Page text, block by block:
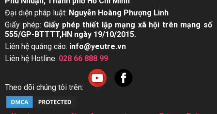
Đại diện pháp luật: Nguyễn Hoàng Phượng Linh
Giấy phép: Giấy phép thiết lập mạng xã hội trên mạng số
555/GP-BTTTT,HN ngày 19/10/2015.
Liên hệ quảng cáo: info@yeutre.vn
Liên hệ Hotline: 028 66 888 99
Theo dõi chúng tôi trên: